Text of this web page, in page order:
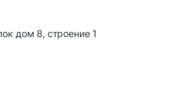
дом 8, строение 1